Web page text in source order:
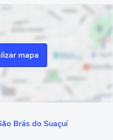
mapa
Brás do Suaçuí